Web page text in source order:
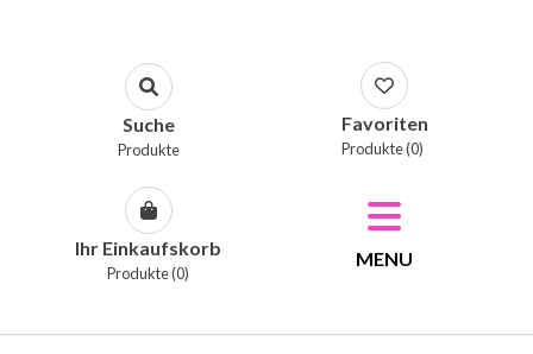
Suche
Produkte
Favoriten
Produkte (0)
Ihr Einkaufskorb
Produkte (0)
MENU